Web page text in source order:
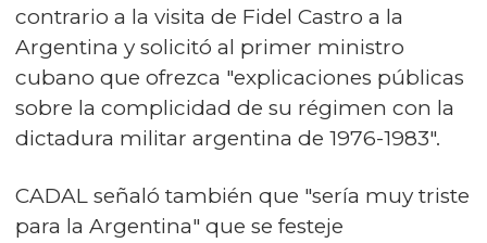
contrario a la visita de Fidel Castro a la
Argentina y solicitó al primer ministro
cubano que ofrezca "explicaciones públicas
sobre la complicidad de su régimen con la
dictadura militar argentina de 1976-1983".
CADAL señaló también que "sería muy triste
para la Argentina" que se festeje